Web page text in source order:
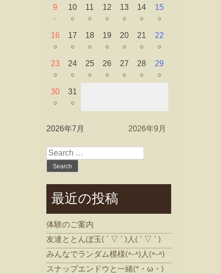
9
－
10
○
11
○
12
○
13
○
14
○
15
○
16
○
17
○
18
○
19
○
20
○
21
○
22
○
23
○
24
○
25
○
26
○
27
○
28
○
29
○
30
○
31
○
2026年7月 2026年9月
Search
for:
最近の投稿
体験のご案内
友達ととんぼ玉( ´ ▽ ` )人( ´ ▽ ` )
みんなでランダム模様(^-^)人(^-^)
スナップエンドウと一緒(*・ω・)